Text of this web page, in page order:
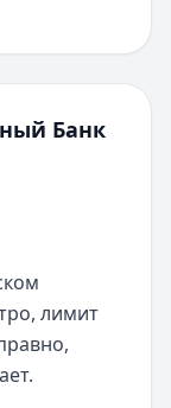
Банк
лимит